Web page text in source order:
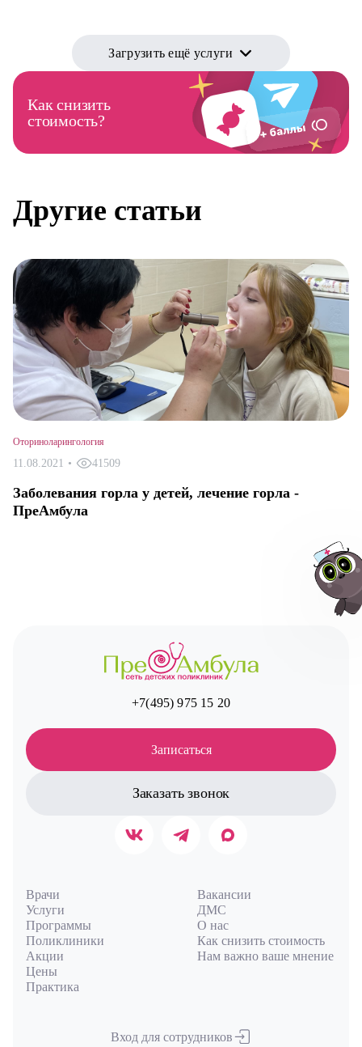
Загрузить ещё услуги
Как снизить
стоимость?
Другие статьи
Оториноларингология
11.08.2021 • 41509
Заболевания горла у детей, лечение горла -
ПреАмбула
+7(495) 975 15 20
Записаться
Заказать звонок
Врачи
Услуги
Программы
Поликлиники
Акции
Цены
Практика
Вакансии
ДМС
О нас
Как снизить стоимость
Нам важно ваше мнение
Вход для сотрудников